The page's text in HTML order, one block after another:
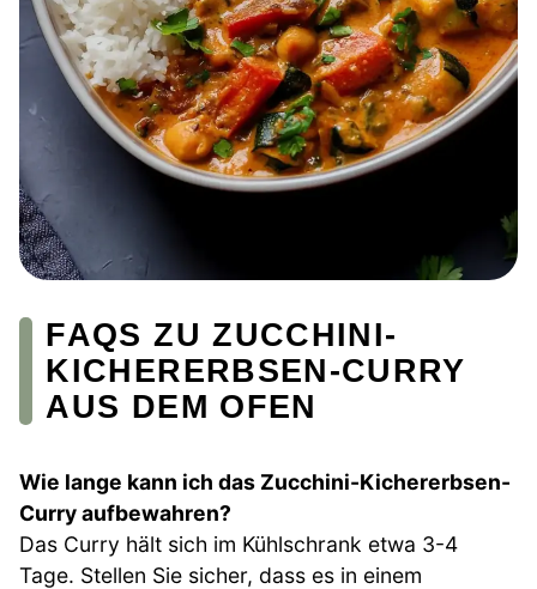
FAQS ZU ZUCCHINI-
KICHERERBSEN-CURRY
AUS DEM OFEN
Wie lange kann ich das Zucchini-Kichererbsen-
Curry aufbewahren?
Das Curry hält sich im Kühlschrank etwa 3-4
Tage. Stellen Sie sicher, dass es in einem